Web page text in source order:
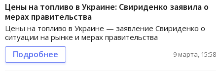
Цены на топливо в Украине: Свириденко заявила о
мерах правительства
Цены на топливо в Украине — заявление Свириденко о
ситуации на рынке и мерах правительства
Подробнее 9 марта, 15:58